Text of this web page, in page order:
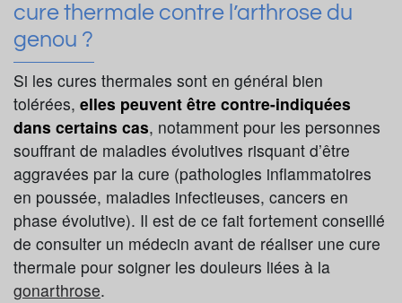
cure thermale contre l’arthrose du
genou ?
Si les cures thermales sont en général bien
tolérées, elles peuvent être contre-indiquées
dans certains cas, notamment pour les personnes
souffrant de maladies évolutives risquant d’être
aggravées par la cure (pathologies inflammatoires
en poussée, maladies infectieuses, cancers en
phase évolutive). Il est de ce fait fortement conseillé
de consulter un médecin avant de réaliser une cure
thermale pour soigner les douleurs liées à la
gonarthrose.